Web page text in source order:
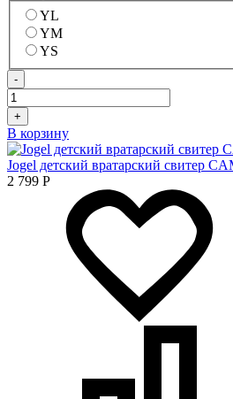
YL
YM
YS
-
+
В корзину
Jogel детский вратарский свитер
2 799 Р